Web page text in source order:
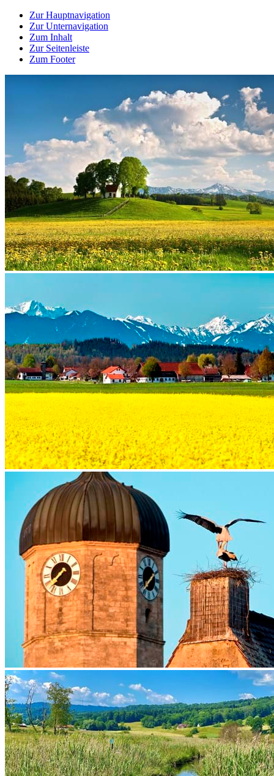
Zur Hauptnavigation
Zur Unternavigation
Zum Inhalt
Zur Seitenleiste
Zum Footer